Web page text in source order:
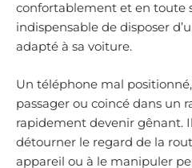
confortablement et en toute
indispensable de disposer
adapté à sa voiture.
Un téléphone mal
passager ou coincé dans un
rapidement devenir gênant.
détourner le regard de la
appareil ou à le manipuler